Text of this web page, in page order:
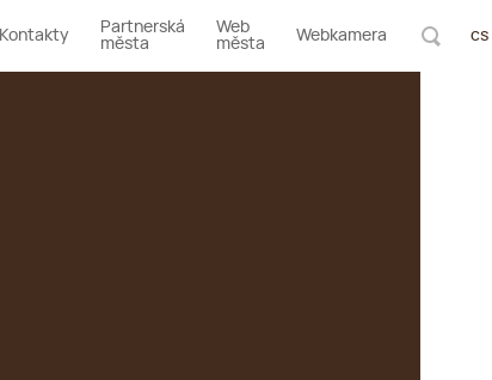
Kontakty
Partnerská
města
Web
města
Webkamera cs